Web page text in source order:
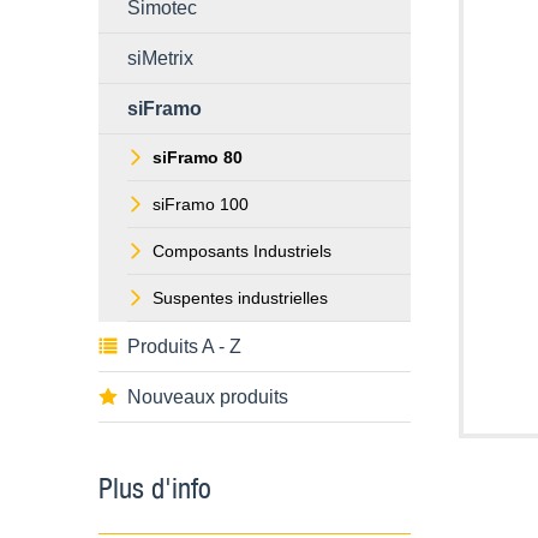
Simotec
siMetrix
siFramo
siFramo 80
siFramo 100
Composants Industriels
Suspentes industrielles
Produits A - Z
Nouveaux produits
Plus d'info